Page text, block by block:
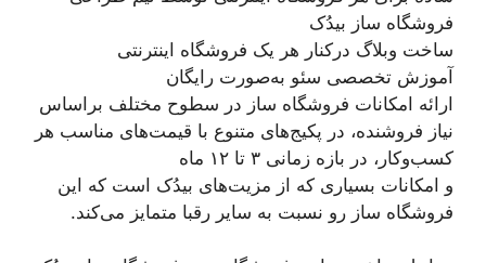
فروشگاه ساز بیدُک
ساخت وبلاگ درکنار هر یک فروشگاه اینترنتی
آموزش تخصصی سئو به‌صورت رایگان
ارائه امکانات فروشگاه ساز در سطوح مختلف براساس
نیاز فروشنده، در پکیج‌های متنوع با قیمت‌های مناسب هر
کسب‌وکار، در بازه زمانی ۳ تا ۱۲ ماه
و امکانات بسیاری که از مزیت‌های بیدُک است که این
فروشگاه ساز رو نسبت به سایر رقبا متمایز می‌کند.